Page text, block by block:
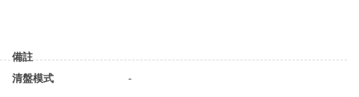
備註
清盤模式
-